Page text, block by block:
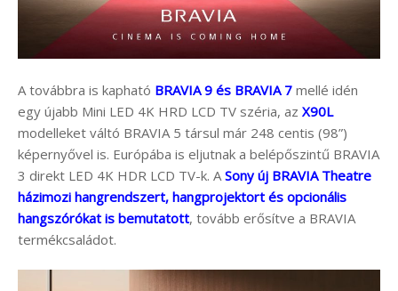
A továbbra is kapható BRAVIA 9 és BRAVIA 7 mellé idén
egy újabb Mini LED 4K HRD LCD TV széria, az X90L
modelleket váltó BRAVIA 5 társul már 248 centis (98”)
képernyővel is. Európába is eljutnak a belépőszintű BRAVIA
3 direkt LED 4K HDR LCD TV-k. A Sony új BRAVIA Theatre
házimozi hangrendszert, hangprojektort és opcionális
hangszórókat is bemutatott, tovább erősítve a BRAVIA
termékcsaládot.